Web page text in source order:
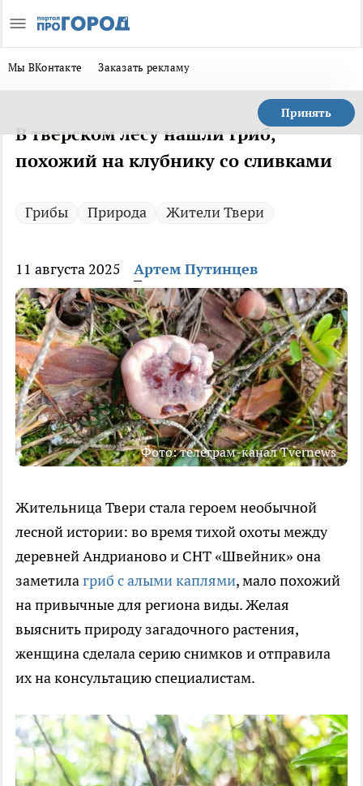
Мы ВКонтакте Заказать рекламу
Принять
В тверском лесу нашли гриб,
похожий на клубнику со сливками
Грибы Природа Жители Твери
11 августа 2025 Артем Путинцев
Фото: телеграм-канал Tvernews
Жительница Твери стала героем необычной
лесной истории: во время тихой охоты между
деревней Андрианово и СНТ «Швейник» она
заметилагриб с алыми каплями, мало похожий
на привычные для региона виды. Желая
выяснить природу загадочного растения,
женщина сделала серию снимков и отправила
их на консультацию специалистам.